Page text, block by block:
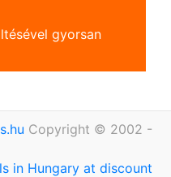
gyorsan
Copyright © 2002 -
in Hungary at discount